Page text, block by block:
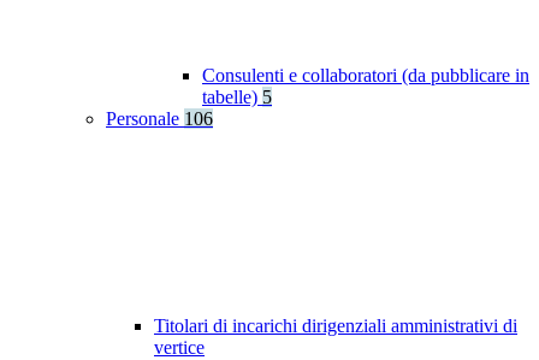
Consulenti e collaboratori (da pubblicare in
tabelle) 5
Personale 106
Titolari di incarichi dirigenziali amministrativi di
vertice